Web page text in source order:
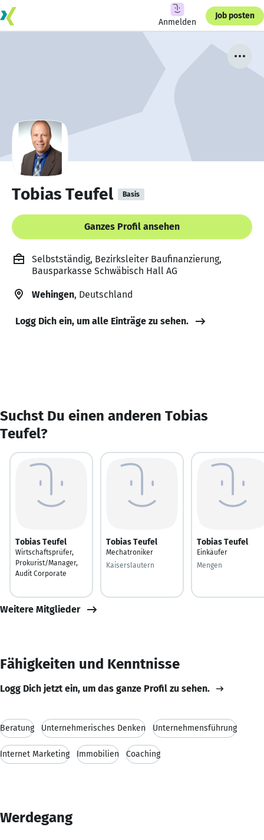
Anmelden
Job posten
Tobias Teufel Basis
Ganzes Profil ansehen
Selbstständig, Bezirksleiter Baufinanzierung,
Bausparkasse Schwäbisch Hall AG
Wehingen, Deutschland
Logg Dich ein, um alle Einträge zu sehen.
Suchst Du einen anderen Tobias
Teufel?
Tobias Teufel
Wirtschaftsprüfer,
Prokurist/Manager,
Audit Corporate
Tobias Teufel
Mechatroniker
Kaiserslautern
Tobias Teufel
Einkäufer
Mengen
Weitere Mitglieder
Fähigkeiten und Kenntnisse
Logg Dich jetzt ein, um das ganze Profil zu sehen.
Beratung Unternehmerisches Denken Unternehmensführung
Internet Marketing Immobilien Coaching
Werdegang